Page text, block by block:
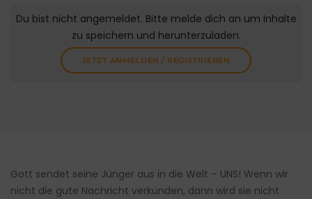
Du bist nicht angemeldet. Bitte melde dich an um Inhalte
zu speichern und herunterzuladen.
JETZT ANMELDEN / REGISTRIEREN
Gott sendet seine Jünger aus in die Welt – UNS! Wenn wir
nicht die gute Nachricht verkünden, dann wird sie nicht